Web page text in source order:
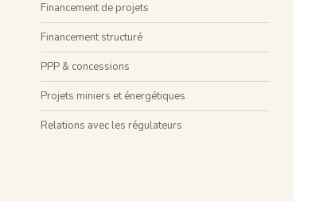
Financement de projets
Financement structuré
PPP & concessions
Projets miniers et énergétiques
Relations avec les régulateurs